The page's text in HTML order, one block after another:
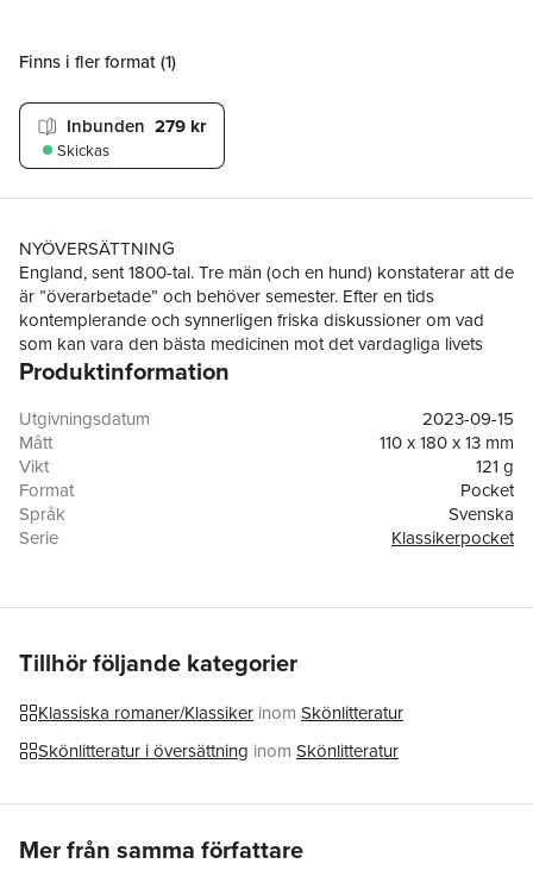
Finns i fler format (1)
Inbunden 279 kr
Skickas
NYÖVERSÄTTNING
England, sent 1800-tal. Tre män (och en hund) konstaterar att de
är ”överarbetade” och behöver semester. Efter en tids
kontemplerande och synnerligen friska diskussioner om vad
som kan vara den bästa medicinen mot det vardagliga livets
vedermödor bestämmer sig trion för att meddelst båt fara
borde de naturligtvis aldrig ha gjort.
Tre män i en båt
av Jerome K. Jerome (1859–1927) är en tidlös
och halsbrytande komisk roman som är lika mycket kvicktänkt
humor i stil med Monty Python som den är en briljant skriven
litterär klassiker. Är detta världens roligaste bok? Ja, det är det
nog.
Produktinformation
Utgivningsdatum
2023-09-15
Mått
110 x 180 x 13 mm
Vikt
121 g
Format
Pocket
Språk
Svenska
Serie
Klassikerpocket
Medarbetare
Elin Mejegren
Översättare
Tillhör följande kategorier
Klassiska romaner/Klassiker inom Skönlitteratur
Skönlitteratur i översättning inom Skönlitteratur
Mer från samma författare